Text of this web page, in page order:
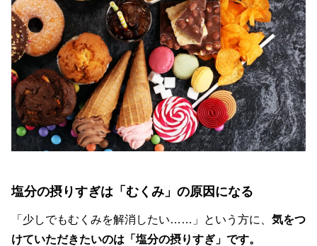
塩分の摂りすぎは「むくみ」の原因になる
「少しでもむくみを解消したい……」という方に、 気をつ
けていただきたいのは「塩分の摂りすぎ」です。